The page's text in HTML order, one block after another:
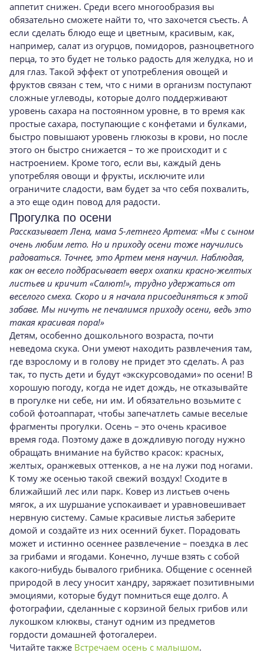
аппетит снижен. Среди всего многообразия вы
обязательно сможете найти то, что захочется съесть. А
если сделать блюдо еще и цветным, красивым, как,
например, салат из огурцов, помидоров, разноцветного
перца, то это будет не только радость для желудка, но и
для глаз. Такой эффект от употребления овощей и
фруктов связан с тем, что с ними в организм поступают
сложные углеводы, которые долго поддерживают
уровень сахара на постоянном уровне, в то время как
простые сахара, поступающие с конфетами и булками,
быстро повышают уровень глюкозы в крови, но после
этого он быстро снижается – то же происходит и с
настроением. Кроме того, если вы, каждый день
употребляя овощи и фрукты, исключите или
ограничите сладости, вам будет за что себя похвалить,
а это еще один повод для радости.
Прогулка по осени
Рассказывает Лена, мама 5-летнего Артема: «Мы с сыном
очень любим лето. Но и приходу осени тоже научились
радоваться. Точнее, это Артем меня научил. Наблюдая,
как он весело подбрасывает вверх охапки красно-желтых
листьев и кричит «Салют!», трудно удержаться от
веселого смеха. Скоро и я начала присоединяться к этой
забаве. Мы ничуть не печалимся приходу осени, ведь это
такая красивая пора!»
Детям, особенно дошкольного возраста, почти
неведома скука. Они умеют находить развлечения там,
где взрослому и в голову не придет это сделать. А раз
так, то пусть дети и будут «экскурсоводами» по осени! В
хорошую погоду, когда не идет дождь, не отказывайте
в прогулке ни себе, ни им. И обязательно возьмите с
собой фотоаппарат, чтобы запечатлеть самые веселые
фрагменты прогулки. Осень – это очень красивое
время года. Поэтому даже в дождливую погоду нужно
обращать внимание на буйство красок: красных,
желтых, оранжевых оттенков, а не на лужи под ногами.
К тому же осенью такой свежий воздух! Сходите в
ближайший лес или парк. Ковер из листьев очень
мягок, а их шуршание успокаивает и уравновешивает
нервную систему. Самые красивые листья заберите
домой и создайте из них осенний букет. Порадовать
может и истинно осеннее развлечение – поездка в лес
за грибами и ягодами. Конечно, лучше взять с собой
какого-нибудь бывалого грибника. Общение с осенней
природой в лесу уносит хандру, заряжает позитивными
эмоциями, которые будут помниться еще долго. А
фотографии, сделанные с корзиной белых грибов или
лукошком клюквы, станут одним из предметов
гордости домашней фотогалереи.
Читайте также Встречаем осень с малышом.